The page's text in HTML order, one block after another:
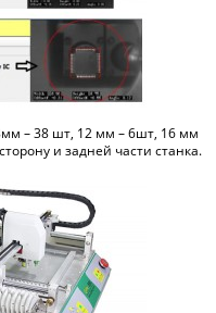
– 38 шт, 12 мм – 6шт, 16 мм
и задней части станка.